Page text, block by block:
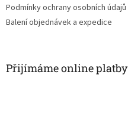
Podmínky ochrany osobních údajů
Balení objednávek a expedice
Přijímáme online platby